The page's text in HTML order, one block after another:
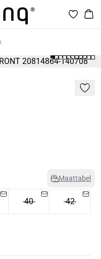
Maattabel
40 42